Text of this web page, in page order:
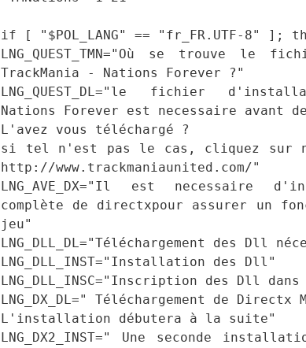
if [ "$POL_LANG" == "fr_FR.UTF-8" ];
LNG_QUEST_TMN="Où se trouve le
TrackMania - Nations Forever ?"
LNG_QUEST_DL="le fichier
Nations Forever est necessaire avant
L'avez vous téléchargé ?
si tel n'est pas le cas, cliquez sur
http://www.trackmaniaunited.com/"
LNG_AVE_DX="Il est necessaire
complète de directxpour assurer un
jeu"
LNG_DLL_DL="Téléchargement des Dll
LNG_DLL_INST="Installation des Dll"
LNG_DLL_INSC="Inscription des Dll
LNG_DX_DL=" Téléchargement de
L'installation débutera à la suite"
LNG_DX2_INST=" Une seconde